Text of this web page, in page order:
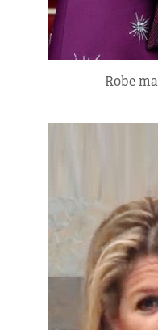
Robe